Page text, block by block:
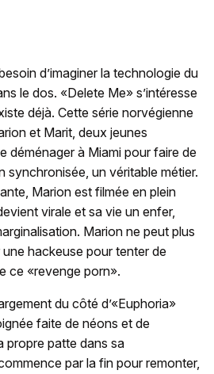
d’imaginer la technologie du
le dos. «Delete Me» s’intéresse
déjà. Cette série norvégienne
et Marit, deux jeunes
déménager à Miami pour faire de
synchronisée, un véritable métier.
Marion est filmée en plein
virale et sa vie un enfer,
Marion ne peut plus
hackeuse pour tenter de
ce «revenge porn».
du côté d’«Euphoria»
faite de néons et de
propre patte dans sa
par la fin pour remonter,